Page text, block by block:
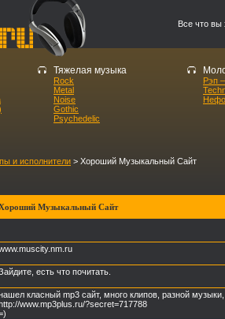
Все что вы
Тяжелая музыка
Rock
Metal
Noise
Gothic
Psychedelic
Рэп
и исполнители > Хороший Музыкальный Сайт
Музыкальный Сайт
есть что почитать.
класный mp3 сайт, много клипов, разной
www.mp3plus.ru/?secret=717788